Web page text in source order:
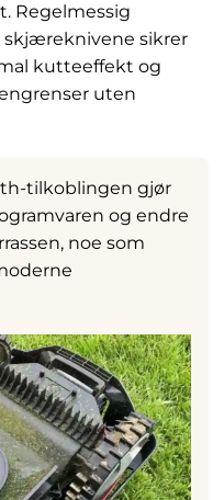
Regelmessig
skjæreknivene sikrer
kutteeffekt og
uten
tilkoblingen gjør
og endre
noe som